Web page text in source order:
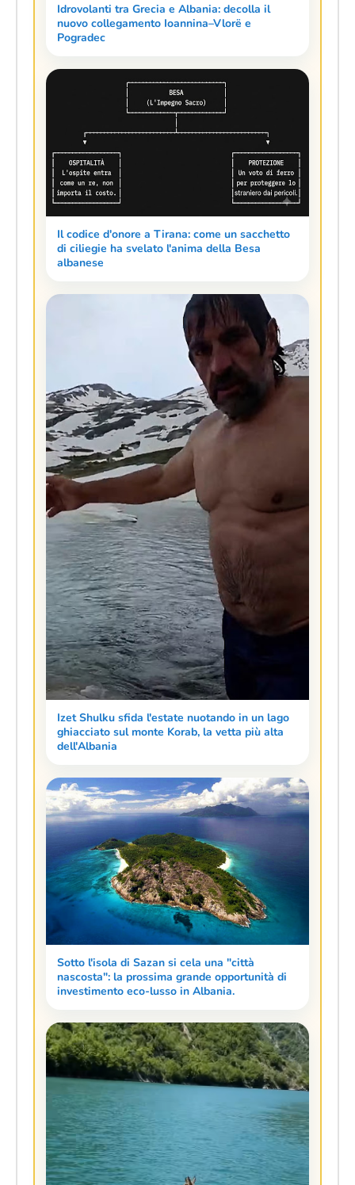
Idrovolanti tra Grecia e Albania: decolla il
nuovo collegamento Ioannina–Vlorë e
Pogradec
Il codice d'onore a Tirana: come un sacchetto
di ciliegie ha svelato l'anima della Besa
albanese
Izet Shulku sfida l'estate nuotando in un lago
ghiacciato sul monte Korab, la vetta più alta
dell'Albania
Sotto l'isola di Sazan si cela una "città
nascosta": la prossima grande opportunità di
investimento eco-lusso in Albania.